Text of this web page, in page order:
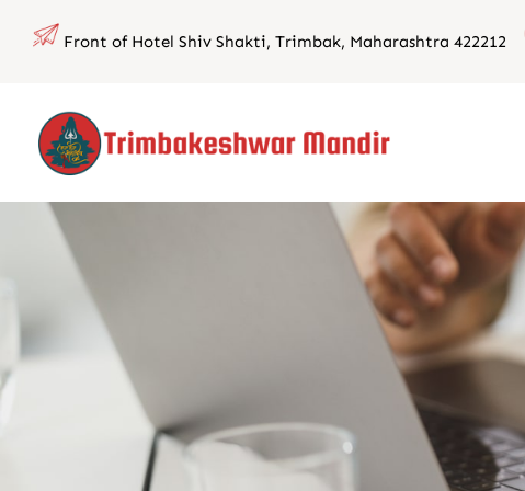
Front of Hotel Shiv Shakti, Trimbak, Maharashtra 422212